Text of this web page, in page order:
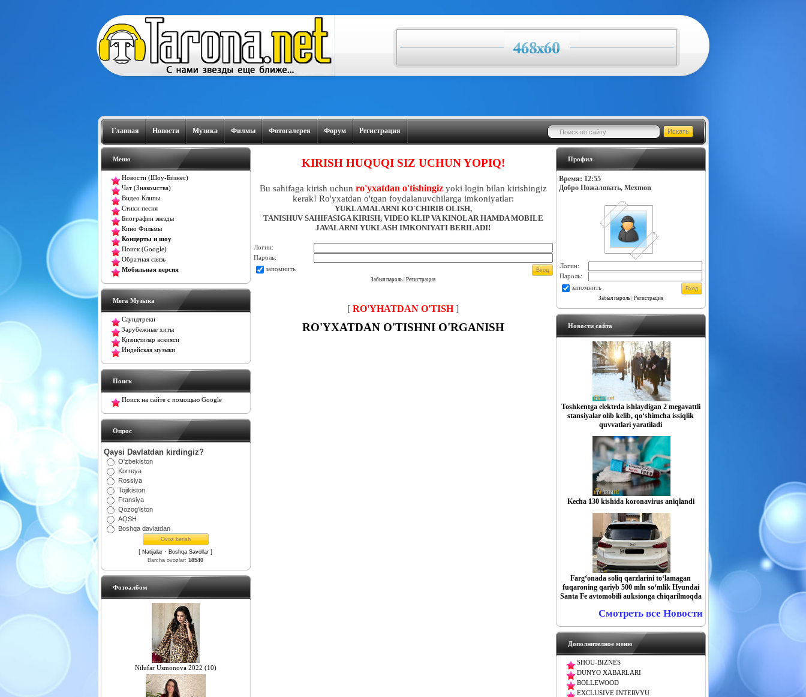
Главная Новости Музика Филмы Фотогалерея Форум Регистрация
Меню
Новости (Шоу-Бизнес)
Чат (Знакомства)
Видео Клипы
Стихи песня
Биографии звезды
Кино Фильмы
Концерты и шоу
Поиск (Google)
Обратная связь
Мобильная версия
Мега Музыка
Саундтреки
Зарубежные хиты
Қизиқчилар аскияси
Индейская музыки
Поиск
Поиск на сайте с помощью Google
Oпрос
Qaysi Davlatdan kirdingiz?
O'zbekiston
Korreya
Rossiya
Tojikiston
Fransiya
Qozog'iston
AQSH
Boshqa davlatdan
[ Natijalar · Boshqa Savollar ]
Barcha ovozlar: 18540
Фотоалбом
Nilufar Usmonova 2022 (10)
KIRISH HUQUQI SIZ UCHUN YOPIQ!
Bu sahifaga kirish uchun ro'yxatdan o'tishingizyoki login bilan kirishingiz
kerak! Ro'yxatdan o'tgan foydalanuvchilarga imkoniyatlar:
YUKLAMALARNI KO`CHIRIB OLISH,
TANISHUV SAHIFASIGA KIRISH, VIDEO KLIP VA KINOLAR HAMDA MOBILE
JAVALARNI YUKLASH IMKONIYATI BERILADI!
Логин:
Пароль:
запомнить
Забыл пароль Регистрация
[ RO'YHATDAN O'TISH]
RO'YXATDAN O'TISHNI O'RGANISH
Профил
Время: 12:55
Добро Пожаловать, Mexmon
Логин:
Пароль:
запомнить
Забыл пароль| Регистрация
Новости сайта
Toshkentga elektrda ishlaydigan 2 megavattli
stansiyalar olib kelib, qo‘shimcha issiqlik
quvvatlari yaratiladi
Kecha 130 kishida koronavirus aniqlandi
Farg‘onada soliq qarzlarini to‘lamagan
fuqaroning qariyb 500 mln so‘mlik Hyundai
Santa Fe avtomobili auksionga chiqarilmoqda
Смотреть все Новости
Дополнителное меню
SHOU-BIZNES
DUNYO XABARLARI
BOLLEWOOD
EXCLUSIVE INTERVYU